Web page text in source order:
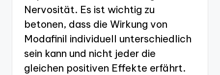
Nervosität. Es ist wichtig zu
betonen, dass die Wirkung von
Modafinil individuell unterschiedlich
sein kann und nicht jeder die
gleichen positiven Effekte erfährt.